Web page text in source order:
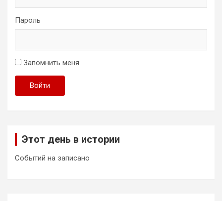
Пароль
Запомнить меня
Войти
Этот день в истории
Событий на записано